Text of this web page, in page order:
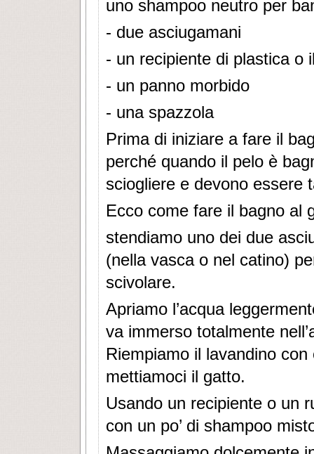
uno shampoo neutro per
- due asciugamani
- un recipiente di plastica o
- un panno morbido
- una spazzola
Prima di iniziare a fare il
perché quando il pelo è
sciogliere e devono essere
Ecco come fare il bagno al
stendiamo uno dei due
(nella vasca o nel catino)
scivolare.
Apriamo l’acqua
va immerso totalmente
Riempiamo il lavandino
mettiamoci il gatto.
Usando un recipiente o un
con un po’ di shampoo